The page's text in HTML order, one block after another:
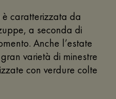
caratterizzata da
a seconda di
Anche l’estate
varietà di minestre
con verdure colte